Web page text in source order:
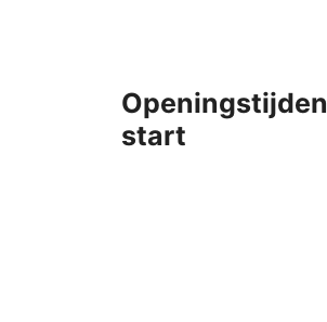
Openingstijden
start